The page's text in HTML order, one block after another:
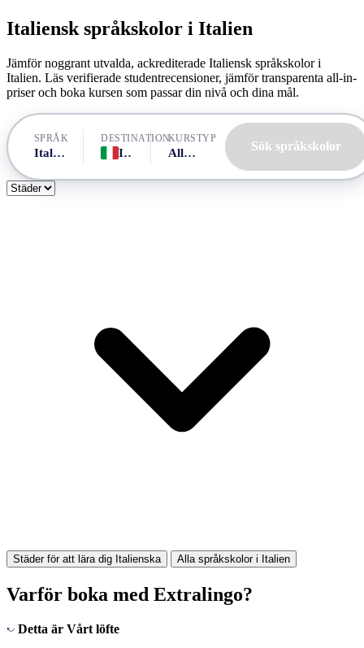
Italiensk språkskolor i Italien
Jämför noggrant utvalda, ackrediterade Italiensk språkskolor i
Italien. Läs verifierade studentrecensioner, jämför transparenta all-in-
priser och boka kursen som passar din nivå och dina mål.
SPRÅK
Italienska
DESTINATION
Italien
KURSTYP
Alla kurser Sök språkskolor
Städer för att lära dig Italienska Alla språkskolor i Italien
Varför boka med Extralingo?
Detta är Vårt löfte